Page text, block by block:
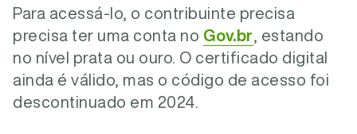
Para acessá-lo, o contribuinte precisa
precisa ter uma conta no Gov.br , estando
no nível prata ou ouro. O certificado digital
ainda é válido, mas o código de acesso foi
descontinuado em 2024.